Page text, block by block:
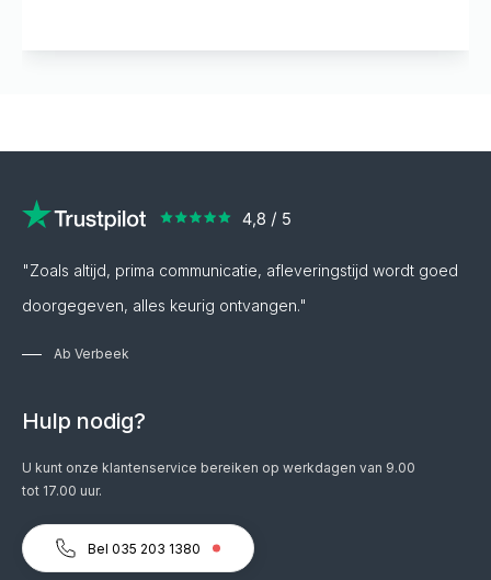
"Zoals altijd, prima communicatie, afleveringstijd wordt goed
doorgegeven, alles keurig ontvangen."
Ab Verbeek
Hulp nodig?
U kunt onze klantenservice bereiken op werkdagen van 9.00
tot 17.00 uur.
Bel 035 203 1380